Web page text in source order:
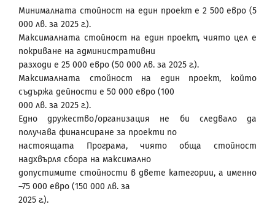
Минималната стойност на един проект е 2 500 евро (5
000 лв. за 2025 г.).
Максималната стойност на един проект, чиято цел е
покриване на административни
разходи е 25 000 евро (50 000 лв. за 2025 г.).
Максималната стойност на един проект, който
съдържа дейности е 50 000 евро (100
000 лв. за 2025 г.).
Едно дружество/организация не би следвало да
получава финансиране за проекти по
настоящата Програма, чиято обща стойност
надхвърля сбора на максимално
допустимите стойности в двете категории, а именно
–75 000 евро (150 000 лв. за
2025 г.).